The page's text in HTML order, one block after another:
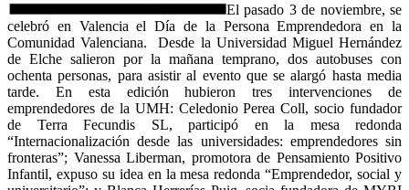
El pasado 3 de noviembre, se
celebró en Valencia el Día de la Persona Emprendedora en la
Comunidad Valenciana. Desde la Universidad Miguel Hernández
de Elche salieron por la mañana temprano, dos autobuses con
ochenta personas, para asistir al evento que se alargó hasta media
tarde. En esta edición hubieron tres intervenciones de
emprendedores de la UMH: Celedonio Perea Coll, socio fundador
de Terra Fecundis SL, participó en la mesa redonda
“Internacionalización desde las universidades: emprendedores sin
fronteras”; Vanessa Liberman, promotora de Pensamiento Positivo
Infantil, expuso su idea en la mesa redonda “Emprendedor, social y